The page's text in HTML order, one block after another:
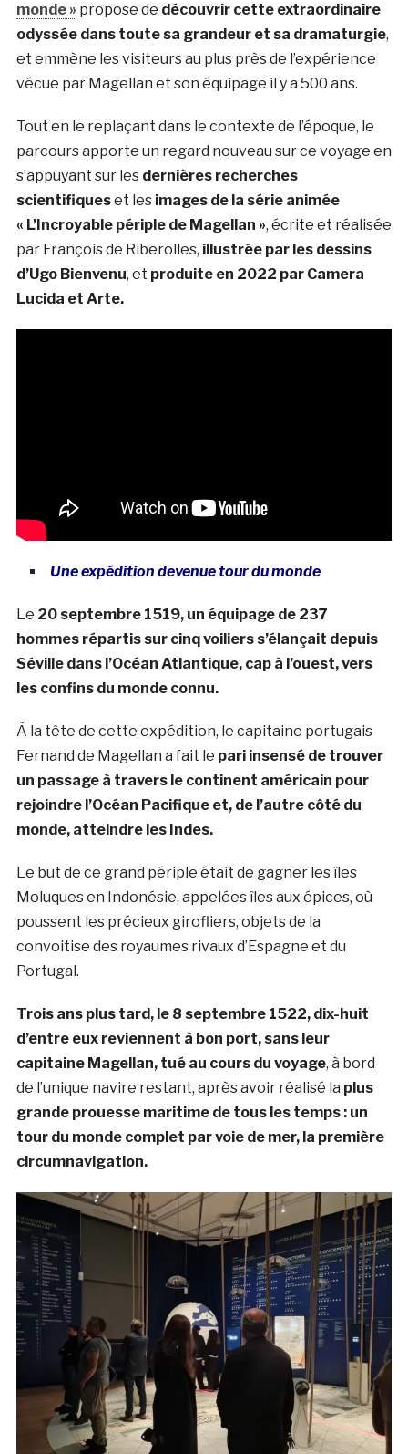
monde » propose de découvrir cette extraordinaire
odyssée dans toute sa grandeur et sa dramaturgie,
et emmène les visiteurs au plus près de l’expérience
vécue par Magellan et son équipage il y a 500 ans.
Tout en le replaçant dans le contexte de l’époque, le
parcours apporte un regard nouveau sur ce voyage en
s’appuyant sur les dernières recherches
scientifiqueset les images de la série animée
« L’Incroyable périple de Magellan », écrite et réalisée
par François de Riberolles, illustrée par les dessins
d’Ugo Bienvenu, et produite en 2022 par Camera
Lucida et Arte.
Une expédition devenue tour du monde
Le 20 septembre 1519, un équipage de 237
hommes répartis sur cinq voiliers s’élançait depuis
Séville dans l’Océan Atlantique, cap à l’ouest, vers
les confins du monde connu.
À la tête de cette expédition, le capitaine portugais
Fernand de Magellan a fait le pari insensé de trouver
un passage à travers le continent américain pour
rejoindre l’Océan Pacifique et, de l’autre côté du
monde, atteindre les Indes.
Le but de ce grand périple était de gagner les îles
Moluques en Indonésie, appelées îles aux épices, où
poussent les précieux girofliers, objets de la
convoitise des royaumes rivaux d’Espagne et du
Portugal.
Trois ans plus tard, le 8 septembre 1522, dix-huit
d’entre eux reviennent à bon port, sans leur
capitaine Magellan, tué au cours du voyage, à bord
de l’unique navire restant, après avoir réalisé la plus
grande prouesse maritime de tous les temps : un
tour du monde complet par voie de mer, la première
circumnavigation.